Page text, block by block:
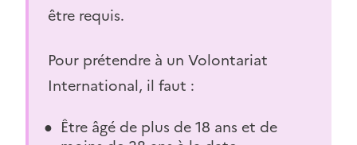
être requis.
Pour prétendre à un Volontariat
International, il faut :
Être âgé de plus de 18 ans et de